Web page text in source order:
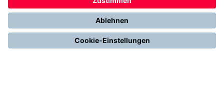
Stromerzeugung mit Photovoltaik
Gesetze & Regelungen